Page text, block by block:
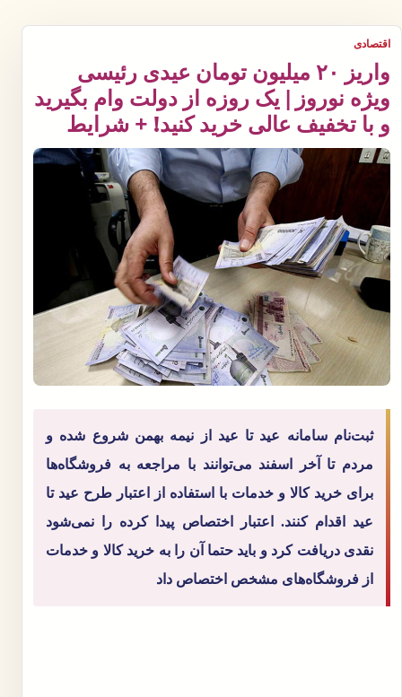
اقتصادی
واریز ۲۰ میلیون تومان عیدی رئیسی
ویژه نوروز | یک روزه از دولت وام بگیرید
و با تخفیف عالی خرید کنید! + شرایط
ثبت‌نام سامانه عید تا عید از نیمه بهمن شروع شده و
مردم تا آخر اسفند می‌توانند با مراجعه به فروشگاه‌ها
برای خرید کالا و خدمات با استفاده از اعتبار طرح عید تا
عید اقدام کنند. اعتبار اختصاص پیدا کرده را نمی‌شود
نقدی دریافت کرد و باید حتما آن را به خرید کالا و خدمات
از فروشگاه‌های مشخص اختصاص داد